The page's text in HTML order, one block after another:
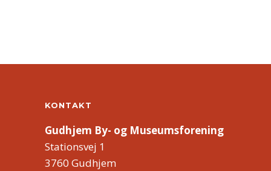
KONTAKT
Gudhjem By- og Museumsforening
Stationsvej 1
3760 Gudhjem